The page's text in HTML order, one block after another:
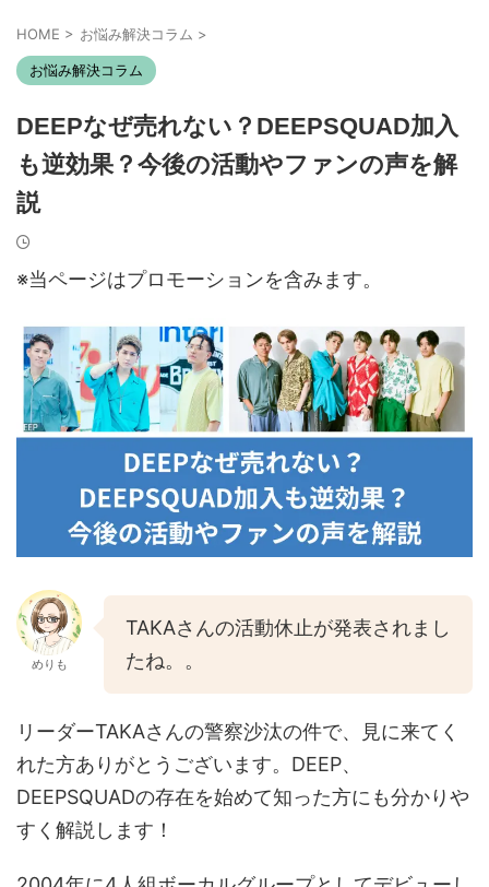
HOME > お悩み解決コラム >
お悩み解決コラム
DEEPなぜ売れない？DEEPSQUAD加入
も逆効果？今後の活動やファンの声を解
説
※当ページはプロモーションを含みます。
めりも
TAKAさんの活動休止が発表されまし
たね。。
リーダーTAKAさんの警察沙汰の件で、見に来てく
れた方ありがとうございます。DEEP、
DEEPSQUADの存在を始めて知った方にも分かりや
すく解説します！